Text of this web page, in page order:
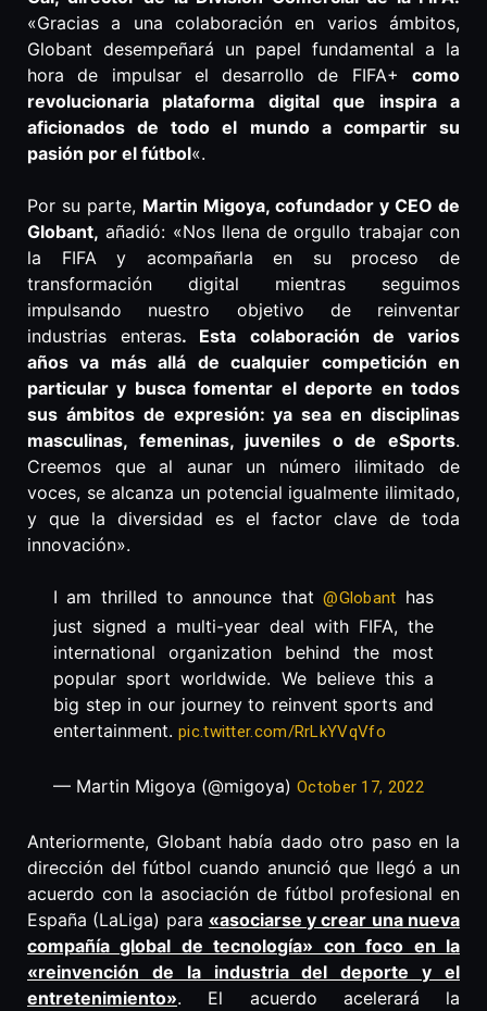
«Gracias a una colaboración en varios ámbitos,
Globant desempeñará un papel fundamental a la
hora de impulsar el desarrollo de FIFA+ como
revolucionaria plataforma digital que inspira a
aficionados de todo el mundo a compartir su
pasión por el fútbol«.
Por su parte, Martin Migoya, cofundador y CEO de
Globant, añadió: «Nos llena de orgullo trabajar con
la FIFA y acompañarla en su proceso de
transformación digital mientras seguimos
impulsando nuestro objetivo de reinventar
industrias enteras. Esta colaboración de varios
años va más allá de cualquier competición en
particular y busca fomentar el deporte en todos
sus ámbitos de expresión: ya sea en disciplinas
masculinas, femeninas, juveniles o de eSports.
Creemos que al aunar un número ilimitado de
voces, se alcanza un potencial igualmente ilimitado,
y que la diversidad es el factor clave de toda
innovación».
I am thrilled to announce that@Globant has
just signed a multi-year deal with FIFA, the
international organization behind the most
popular sport worldwide. We believe this a
big step in our journey to reinvent sports and
entertainment. pic.twitter.com/RrLkYVqVfo
— Martin Migoya (@migoya) October 17, 2022
Anteriormente, Globant había dado otro paso en la
dirección del fútbol cuando anunció que llegó a un
acuerdo con la asociación de fútbol profesional en
España (LaLiga) para «asociarse y crear una nueva
compañía global de tecnología» con foco en la
«reinvención de la industria del deporte y el
entretenimiento». El acuerdo acelerará la